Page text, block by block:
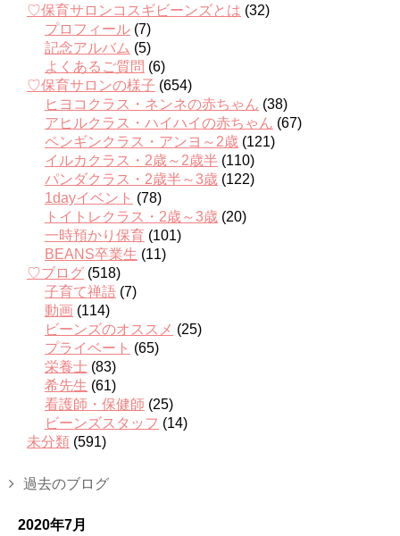
♡保育サロンコスギビーンズとは (32)
プロフィール (7)
記念アルバム (5)
よくあるご質問 (6)
♡保育サロンの様子 (654)
ヒヨコクラス・ネンネの赤ちゃん (38)
アヒルクラス・ハイハイの赤ちゃん (67)
ペンギンクラス・アンヨ～2歳 (121)
イルカクラス・2歳～2歳半 (110)
パンダクラス・2歳半～3歳 (122)
1dayイベント (78)
トイトレクラス・2歳～3歳 (20)
一時預かり保育 (101)
BEANS卒業生 (11)
♡ブログ (518)
子育て禅語 (7)
動画 (114)
ビーンズのオススメ (25)
プライベート (65)
栄養士 (83)
希先生 (61)
看護師・保健師 (25)
ビーンズスタッフ (14)
未分類 (591)
過去のブログ
2020年7月